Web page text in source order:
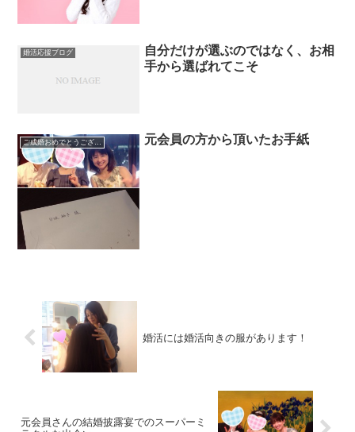
婚活応援ブログ
自分だけが選ぶのではなく、お相
手から選ばれてこそ
ご成婚おめでとうございます 元会員の方から頂いたお手紙
婚活には婚活向きの服があります！
元会員さんの結婚披露宴でのスーパーミ